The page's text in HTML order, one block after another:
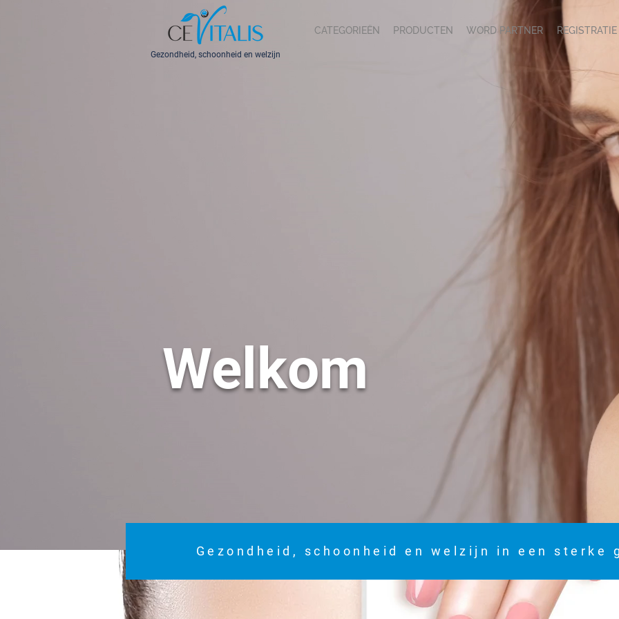
Gezondheid, schoonheid en welzijn
CATEGORIEËN PRODUCTEN WORD PARTNER REGISTRATIE
Welkom
Gezondheid, schoonheid en welzijn in een sterke